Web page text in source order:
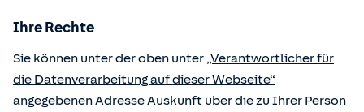
Ihre Rechte
Sie können unter der oben unter „Verantwortlicher für
die Datenverarbeitung auf dieser Webseite“
angegebenen Adresse Auskunft über die zu Ihrer Person